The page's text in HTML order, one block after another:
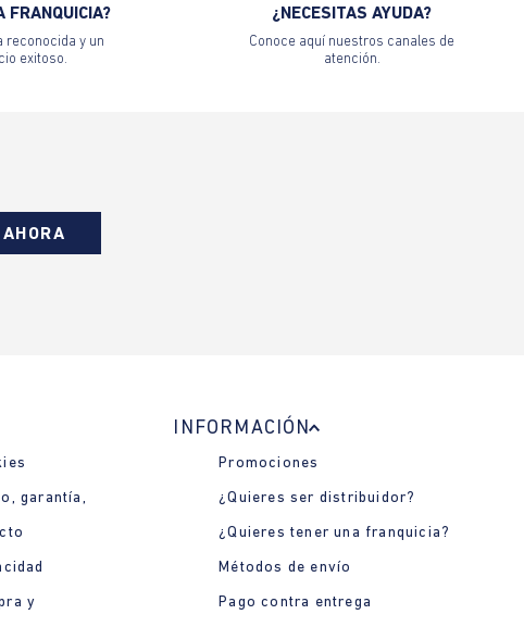
FRANQUICIA?
reconocida y un
exitoso.
¿NECESITAS AYUDA?
Conoce aquí nuestros canales de
atención.
garantía,
y
INFORMACIÓN
Promociones
¿Quieres ser distribuidor?
¿Quieres tener una franquicia?
Métodos de envío
Pago contra entrega